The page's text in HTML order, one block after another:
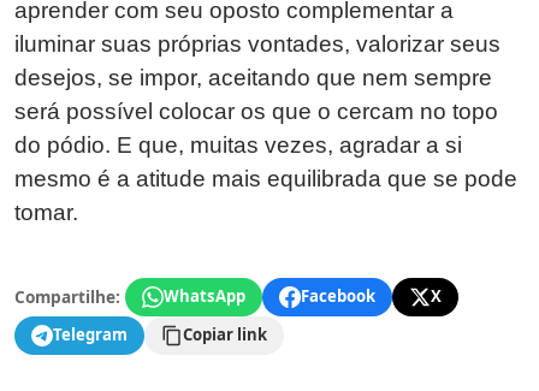
aprender com seu oposto complementar a
iluminar suas próprias vontades, valorizar seus
desejos, se impor, aceitando que nem sempre
será possível colocar os que o cercam no topo
do pódio. E que, muitas vezes, agradar a si
mesmo é a atitude mais equilibrada que se pode
tomar.
Compartilhe: WhatsApp Facebook
X
Telegram
Copiar link